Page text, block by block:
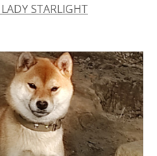
STARLIGHT